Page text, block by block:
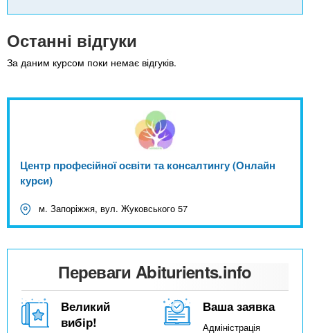
Останні відгуки
За даним курсом поки немає відгуків.
Центр професійної освіти та консалтингу (Онлайн
курси)
м. Запоріжжя, вул. Жуковського 57
Переваги Abiturients.info
Великий
вибір!
Ваша заявка
Адміністрація